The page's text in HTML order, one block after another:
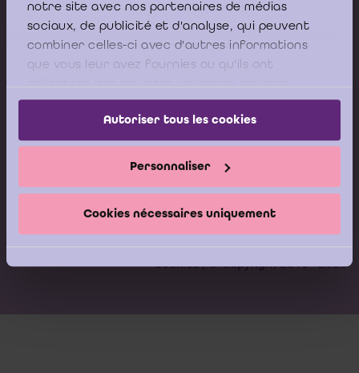
notre site avec nos partenaires de médias
sociaux, de publicité et d'analyse, qui peuvent
combiner celles-ci avec d'autres informations
que vous leur avez fournies ou qu'ils ont
services.
Autoriser tous les cookies
Personnaliser
Cookies nécessaires uniquement
Ik stel mijn vraag
Cookies| © Copyright 2016 - 2026